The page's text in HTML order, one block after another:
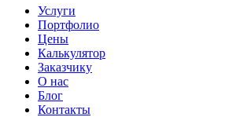
Услуги
Портфолио
Цены
Калькулятор
Заказчику
О нас
Блог
Контакты